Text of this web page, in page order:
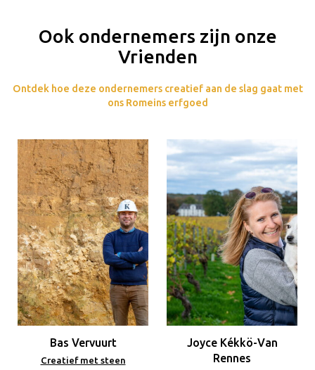
Ook ondernemers zijn onze
Vrienden
Ontdek hoe deze ondernemers creatief aan de slag gaat met
ons Romeins erfgoed
Bas Vervuurt
Creatief met steen
Joyce Kékkö-Van
Rennes